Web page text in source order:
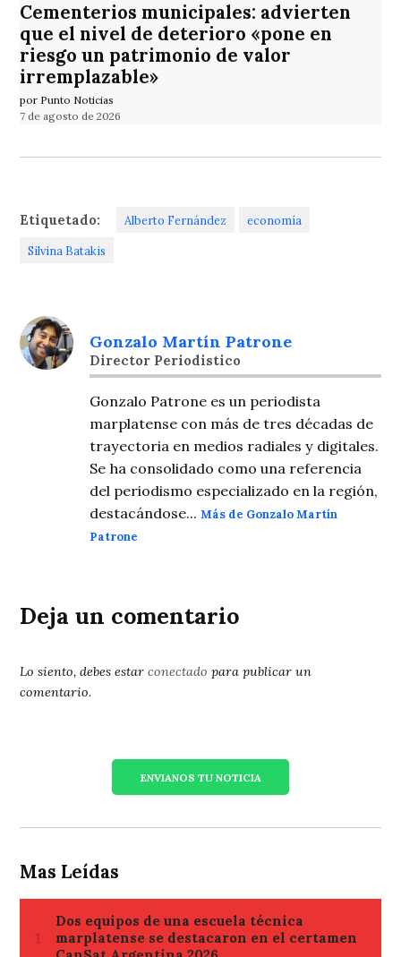
Cementerios municipales: advierten
que el nivel de deterioro «pone en
riesgo un patrimonio de valor
irremplazable»
por Punto Noticias
7 de agosto de 2026
Etiquetado: Alberto Fernández economía
Silvina Batakis
Gonzalo Martín Patrone
Director Periodistico
Gonzalo Patrone es un periodista
marplatense con más de tres décadas de
trayectoria en medios radiales y digitales.
Se ha consolidado como una referencia
del periodismo especializado en la región,
destacándose...Más de Gonzalo Martín
Patrone
Deja un comentario
Lo siento, debes estarconectado para publicar un
comentario.
ENVIANOS TU NOTICIA
Mas Leídas